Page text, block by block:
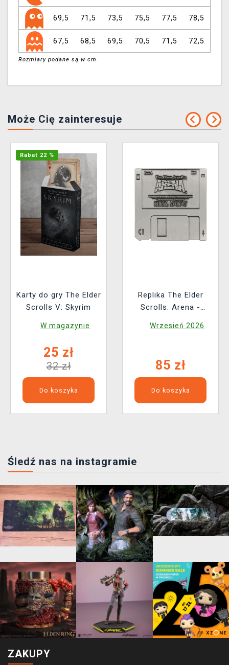
69,5 71,5 73,5 75,5 77,5 78,5
67,5 68,5 69,5 70,5 71,5 72,5
Rozmiary podane są w cm.
Może Cię zainteresuje
Rabat 22 %
Karty do gry The Elder
Scrolls V: Skyrim
W magazynie
25 zł
32 zł
Do koszyka
Replika The Elder
Scrolls: Arena -
(limitowana)
Wrzesień 2026
85 zł
Do koszyka
Śledź nas na instagramie
ZAKUPY